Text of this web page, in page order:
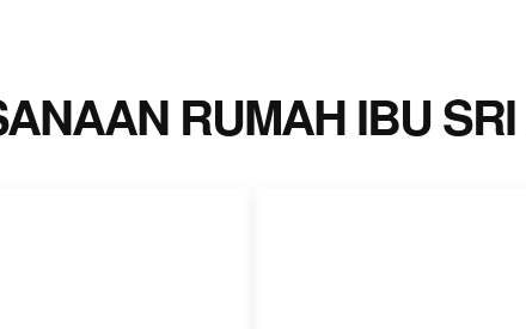
RUMAH IBU